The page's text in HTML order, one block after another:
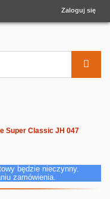
Zaloguj się
Super Classic JH 047
będzie nieczynny.
zamówienia.